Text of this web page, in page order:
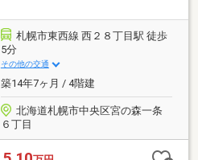
札幌市東西線 西２８丁目駅 徒歩
5分
その他の交通
築14年7ヶ月 / 4階建
北海道札幌市中央区宮の森一条
６丁目